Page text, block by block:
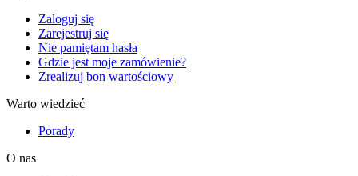
Zaloguj się
Zarejestruj się
Nie pamiętam hasła
Gdzie jest moje zamówienie?
Zrealizuj bon wartościowy
Warto wiedzieć
Porady
O nas